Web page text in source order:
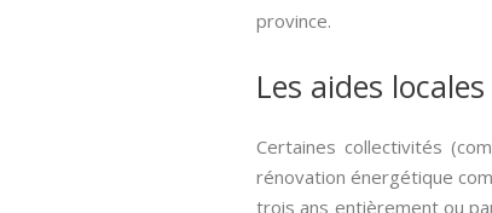
province.
Les aides locales
Certaines collectivités
rénovation énergétique
trois ans entièrement ou